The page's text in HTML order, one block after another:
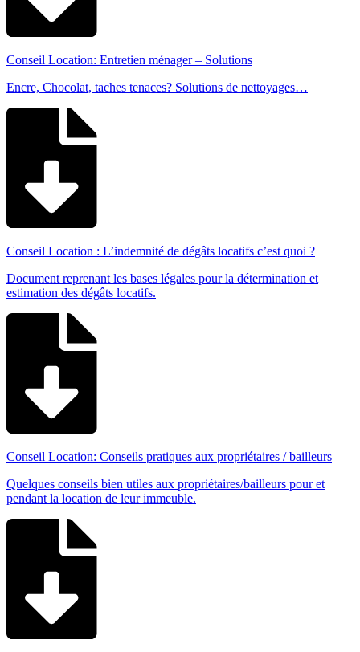
Conseil Location: Entretien ménager – Solutions
Encre, Chocolat, taches tenaces? Solutions de nettoyages…
Conseil Location : L’indemnité de dégâts locatifs c’est quoi ?
Document reprenant les bases légales pour la détermination et
estimation des dégâts locatifs.
Conseil Location: Conseils pratiques aux propriétaires / bailleurs
Quelques conseils bien utiles aux propriétaires/bailleurs pour et
pendant la location de leur immeuble.